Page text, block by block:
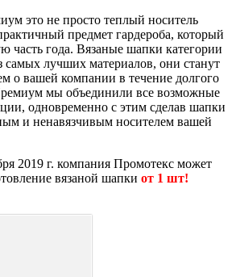
это не просто теплый носитель
предмет гардероба, который
часть года. Вязаные шапки категории
лучших материалов, они станут
о вашей компании в течение долгого
мы объединили все возможные
одновременно с этим сделав шапки
и ненавязчивым носителем вашей
2019 г. компания Промотекс может
вязаной шапки от 1 шт!